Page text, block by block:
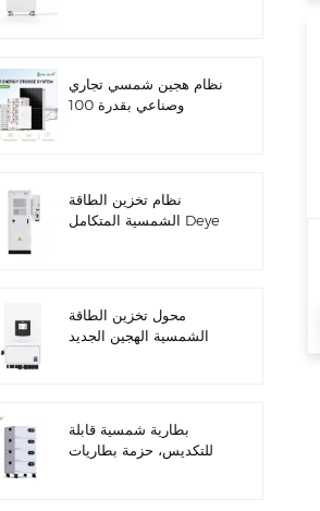
نظام هجين شمسي تجاري
وصناعي بقدرة 100
نظام تخزين الطاقة
الشمسية المتكامل Deye
الخارجي، بجهد 51.2 فولت
وسعة 100 أمبير/ساعة.
محول تخزين الطاقة
الشمسية الهجين الجديد
بطارية شمسية قابلة
للتكديس، حزمة بطاريات